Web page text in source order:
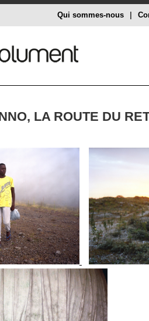
Qui sommes-nous
LA ROUTE DU